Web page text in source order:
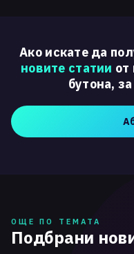
Ако искате да
новите статии от
бутона,
ОЩЕ ПО ТЕМАТА
Подбрани